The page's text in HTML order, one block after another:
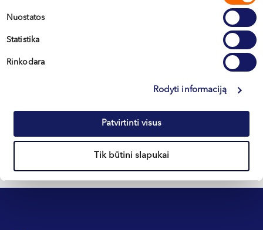
Nuostatos
Statistika
Rinkodara
Rodyti informaciją
Patvirtinti visus
Tik būtini slapukai
+370 633 30 303